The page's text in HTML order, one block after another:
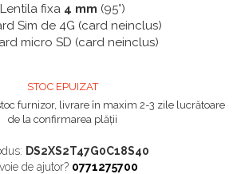
Lentila fixa 4 mm (95°)
Sim de 4G (card neinclus)
micro SD (card neinclus)
STOC EPUIZAT
furnizor, livrare în maxim 2-3 zile lucrătoare
de la confirmarea plății
DS2XS2T47G0C18S40
de ajutor? 0771275700